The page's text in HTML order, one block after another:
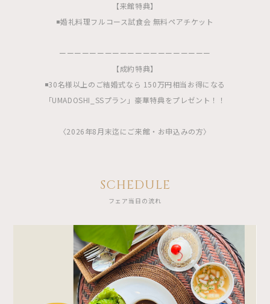
【来館特典】
◾️婚礼料理フルコース試食会 無料ペアチケット
ーーーーーーーーーーーーーーーーーーーー
【成約特典】
◾️30名様以上のご結婚式なら 150万円相当お得になる
「UMADOSHI_SSプラン」豪華特典をプレゼント！！
〈2026年8月末迄にご来館・お申込みの方〉
SCHEDULE
フェア当日の流れ